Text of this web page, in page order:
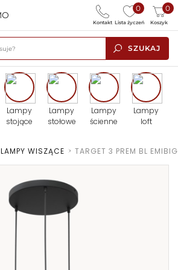
SZUKAJ
0
Lista życzeń
0
Koszyk
Kontakt
Lampy
stojące
Lampy
stołowe
Lampy
ścienne
Lampy
loft
LAMPY WISZĄCE > TARGET 3 PREM BL EMIBIG